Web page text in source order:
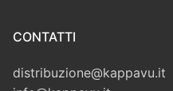
CONTATTI
distribuzione@kappavu.it